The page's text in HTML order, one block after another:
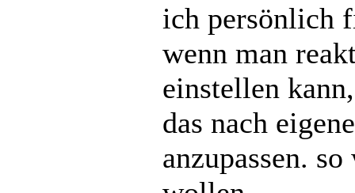
ich persönlich
wenn man
einstellen
das nach
anzupassen.